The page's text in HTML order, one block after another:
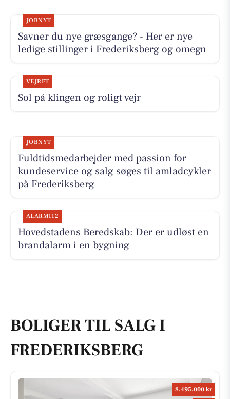
JOBNYT
Savner du nye græsgange? - Her er nye
ledige stillinger i Frederiksberg og omegn
VEJRET
Sol på klingen og roligt vejr
JOBNYT
Fuldtidsmedarbejder med passion for
kundeservice og salg søges til amladcykler
på Frederiksberg
ALARM112
Hovedstadens Beredskab: Der er udløst en
brandalarm i en bygning
BOLIGER TIL SALG I
FREDERIKSBERG
8.495.000 kr